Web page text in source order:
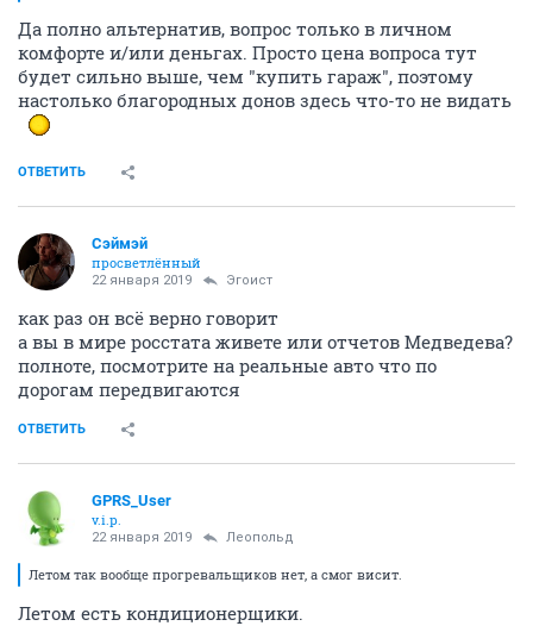
Да полно альтернатив, вопрос только в личном
комфорте и/или деньгах. Просто цена вопроса тут
будет сильно выше, чем "купить гараж", поэтому
настолько благородных донов здесь что-то не видать
ОТВЕТИТЬ
Сэймэй
просветлённый
22 января 2019 Эгоист
как раз он всё верно говорит
а вы в мире росстата живете или отчетов Медведева?
полноте, посмотрите на реальные авто что по
дорогам передвигаются
ОТВЕТИТЬ
GPRS_User
v.i.p.
22 января 2019 Леопольд
Летом так вообще прогревальщиков нет, а смог висит.
Летом есть кондиционерщики.